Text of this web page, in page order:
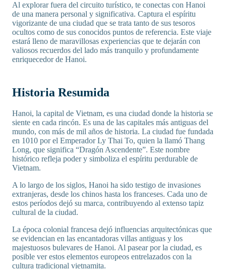
Al explorar fuera del circuito turístico, te conectas con Hanoi
de una manera personal y significativa. Captura el espíritu
vigorizante de una ciudad que se trata tanto de sus tesoros
ocultos como de sus conocidos puntos de referencia. Este viaje
estará lleno de maravillosas experiencias que te dejarán con
valiosos recuerdos del lado más tranquilo y profundamente
enriquecedor de Hanoi.
Historia Resumida
Hanoi, la capital de Vietnam, es una ciudad donde la historia se
siente en cada rincón. Es una de las capitales más antiguas del
mundo, con más de mil años de historia. La ciudad fue fundada
en 1010 por el Emperador Ly Thai To, quien la llamó Thang
Long, que significa “Dragón Ascendente”. Este nombre
histórico refleja poder y simboliza el espíritu perdurable de
Vietnam.
A lo largo de los siglos, Hanoi ha sido testigo de invasiones
extranjeras, desde los chinos hasta los franceses. Cada uno de
estos períodos dejó su marca, contribuyendo al extenso tapiz
cultural de la ciudad.
La época colonial francesa dejó influencias arquitectónicas que
se evidencian en las encantadoras villas antiguas y los
majestuosos bulevares de Hanoi. Al pasear por la ciudad, es
posible ver estos elementos europeos entrelazados con la
cultura tradicional vietnamita.